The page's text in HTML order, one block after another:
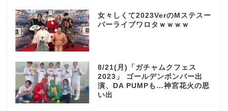
女々しくて2023VerのMステスー
パーライブワロタｗｗｗｗ
8/21(月)「ガチャムクフェス
2023」 ゴールデンボンバー出
演、DA PUMPも…神宮花火の思
い出